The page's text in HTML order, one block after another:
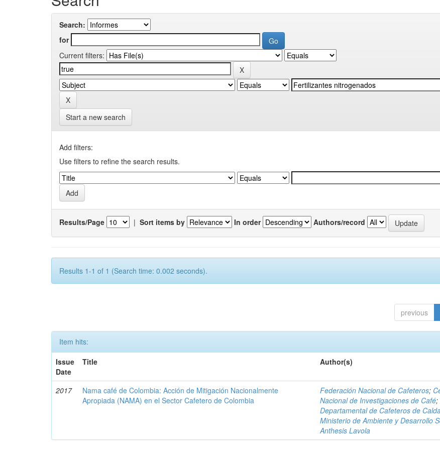
Search:
for
Current filters:
Start a new search
Add filters:
Use filters to refine the search results.
Results/Page | Sort items by In order Authors/record
Results 1-1 of 1 (Search time: 0.002 seconds).
previous
Item hits:
Issue
Date
Title Author(s)
2017
Nama café de Colombia: Acción de Mitigación Nacionalmente
Apropiada (NAMA) en el Sector Cafetero de Colombia
Federación Nacional de Cafeteros;
Nacional de Investigaciones de Café;
Departamental de Cafeteros de
Ministerio de Ambiente y Desarrollo
Anthesis Lavola